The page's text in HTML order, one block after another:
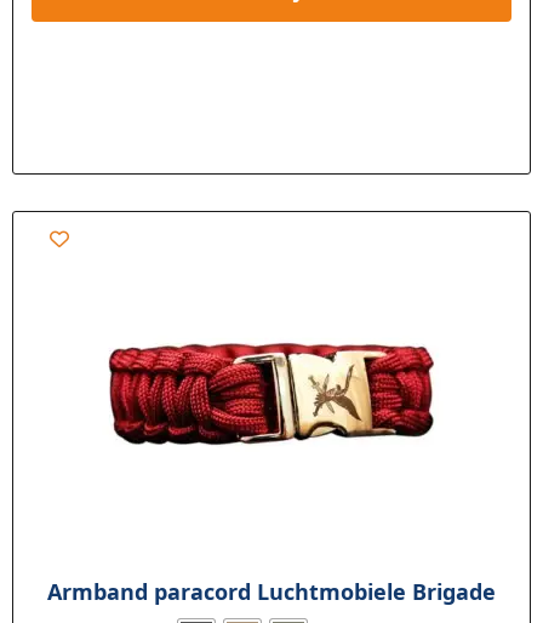
Armband paracord Luchtmobiele Brigade